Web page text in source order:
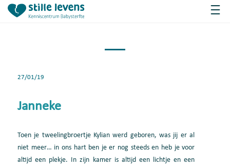
27/01/19
Janneke
Toen je tweelingbroertje Kylian werd geboren, was jij er al
niet meer… in ons hart ben je er nog steeds en heb je voor
altijd een plekje. In zijn kamer is altijd een lichtje en een